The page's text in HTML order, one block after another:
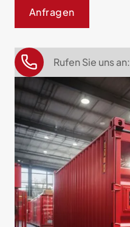
Anfragen
Rufen Sie uns an: